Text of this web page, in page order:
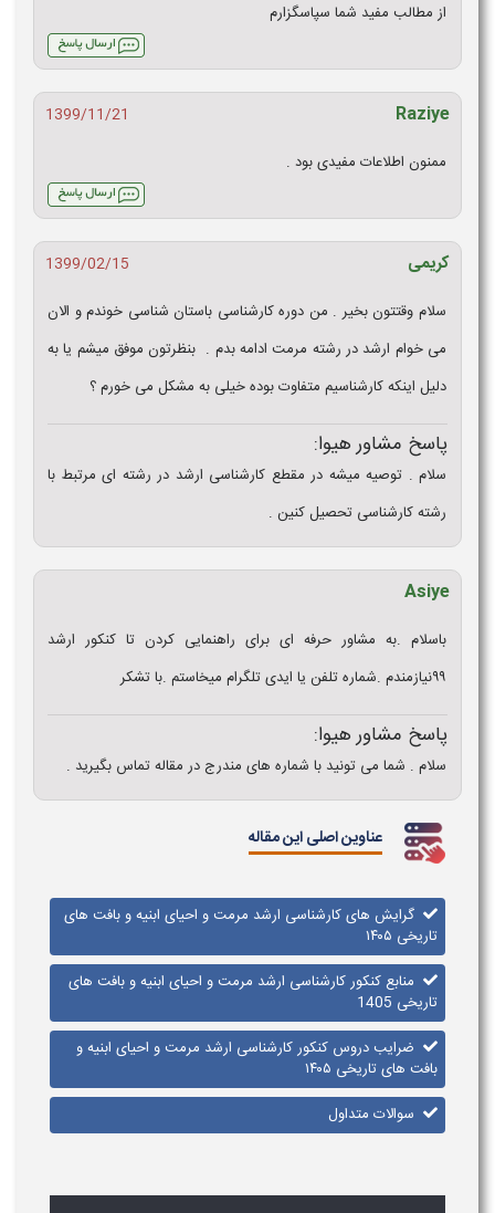
از مطالب مفید شما سپاسگزارم
Raziye
1399/11/21
ممنون اطلاعات مفیدی بود .
کریمی
1399/02/15
سلام وقتتون بخیر . من دوره کارشناسی باستان شناسی خوندم و الان
می خوام ارشد در رشته مرمت ادامه بدم . بنظرتون موفق میشم یا به
دلیل اینکه کارشناسیم متفاوت بوده خیلی به مشکل می خورم ؟
پاسخ مشاور هیوا:
سلام . توصیه میشه در مقطع کارشناسی ارشد در رشته ای مرتبط با
رشته کارشناسی تحصیل کنین .
Asiye
باسلام .به مشاور حرفه ای برای راهنمایی کردن تا کنکور ارشد
۹۹نیازمندم .شماره تلفن یا ایدی تلگرام میخاستم .با تشکر
پاسخ مشاور هیوا:
سلام . شما می تونید با شماره های مندرج در مقاله تماس بگیرید .
عناوین اصلی این مقاله
گرایش های کارشناسی ارشد مرمت و احیای ابنیه و بافت های
تاریخی ۱۴۰۵
منابع کنکور کارشناسی ارشد مرمت و احیای ابنیه و بافت های
تاریخی 1405
ضرایب دروس کنکور کارشناسی ارشد مرمت و احیای ابنیه و
بافت های تاریخی ۱۴۰۵
سوالات متداول